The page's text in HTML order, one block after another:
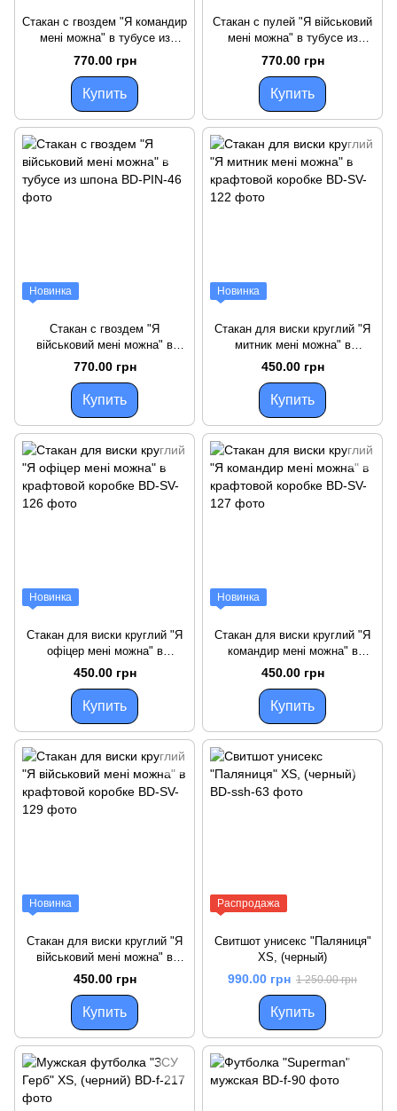
Стакан с гвоздем "Я командир
мені можна" в тубусе из
шпона
770.00 грн
Купить
Стакан с пулей "Я військовий
мені можна" в тубусе из
шпона
770.00 грн
Купить
Новинка
Стакан с гвоздем "Я
військовий мені можна" в
тубусе из шпона
770.00 грн
Купить
Новинка
Стакан для виски круглий "Я
митник мені можна" в
крафтовой коробке
450.00 грн
Купить
Новинка
Стакан для виски круглий "Я
офіцер мені можна" в
крафтовой коробке
450.00 грн
Купить
Новинка
Стакан для виски круглий "Я
командир мені можна" в
крафтовой коробке
450.00 грн
Купить
Новинка
Стакан для виски круглий "Я
військовий мені можна" в
крафтовой коробке
450.00 грн
Купить
Распродажа
Свитшот унисекс "Паляниця"
XS, (черный)
990.00 грн 1 250.00 грн
Купить